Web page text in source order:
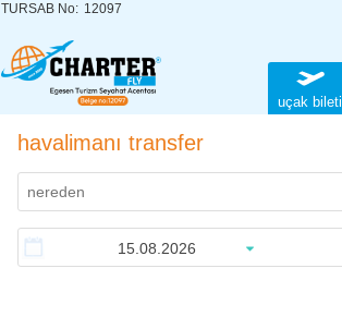
TURSAB No: 12097
uçak bileti
havalimanı transfer